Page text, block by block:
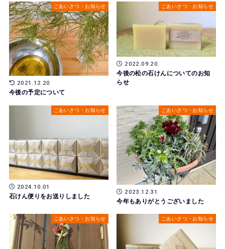
ごあいさつ・お知らせ
2021.12.20
今後の予定について
ごあいさつ・お知らせ
2022.09.20
今後の松の石けんについてのお知
らせ
ごあいさつ・お知らせ
2024.10.01
石けん便りをお送りしました
ごあいさつ・お知らせ
2023.12.31
今年もありがとうございました
ごあいさつ・お知らせ ごあいさつ・お知らせ